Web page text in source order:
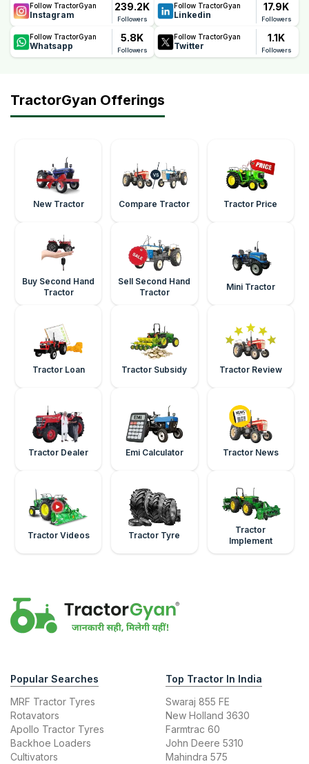
Follow TractorGyan
Instagram
239.2K
Followers
Follow TractorGyan
Linkedin
17.9K
Followers
Follow TractorGyan
Whatsapp
5.8K
Followers
Follow TractorGyan
Twitter
1.1K
Followers
TractorGyan Offerings
New Tractor Compare Tractor Tractor Price
Buy Second Hand
Tractor
Sell Second Hand
Tractor
Mini Tractor
Tractor Loan Tractor Subsidy Tractor Review
Tractor Dealer Emi Calculator Tractor News
Tractor Videos Tractor Tyre
Tractor
Implement
Popular Searches
MRF Tractor Tyres
Rotavators
Apollo Tractor Tyres
Backhoe Loaders
Cultivators
Top Tractor In India
Swaraj 855 FE
New Holland 3630
Farmtrac 60
John Deere 5310
Mahindra 575